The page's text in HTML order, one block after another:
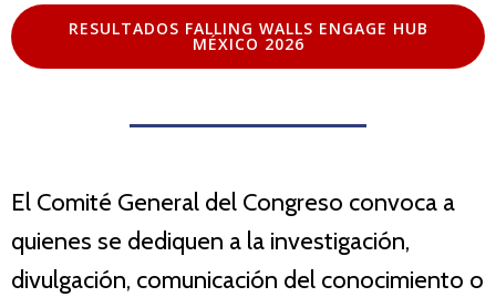
RESULTADOS FALLING WALLS ENGAGE HUB
MÉXICO 2026
El Comité General del Congreso convoca a
quienes se dediquen a la investigación,
divulgación, comunicación del conocimiento o